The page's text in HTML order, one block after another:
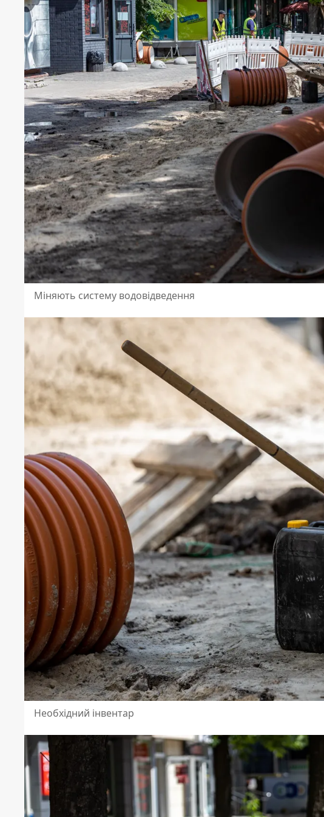
Міняють систему водовідведення
Необхідний інвентар